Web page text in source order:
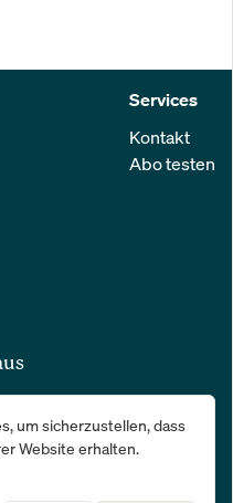
Services
Kontakt
Abo testen
und Finanzen in einer
um sicherzustellen, dass
Website erhalten.